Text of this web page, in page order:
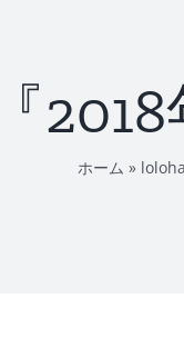
ホーム »